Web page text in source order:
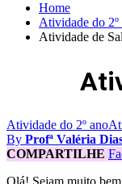
Home
Atividade do 2º
Atividade de
Atividade do 2º ano
By Profª Valéria
COMPARTILHE
Olá! Sejam muito